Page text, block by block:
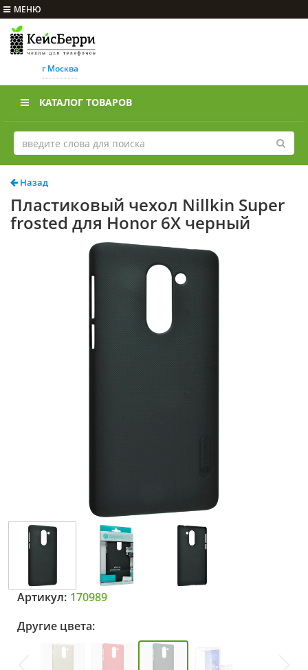
МЕНЮ
г Москва
КАТАЛОГ ТОВАРОВ
Назад
Пластиковый чехол Nillkin Super
frosted для Honor 6X черный
Артикул: 170989
Другие цвета: